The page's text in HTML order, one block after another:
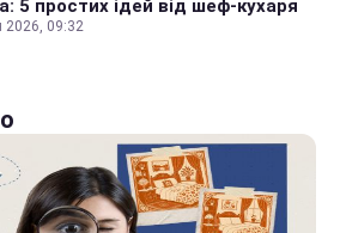
5 простих ідей від шеф-кухаря
2026, 09:32